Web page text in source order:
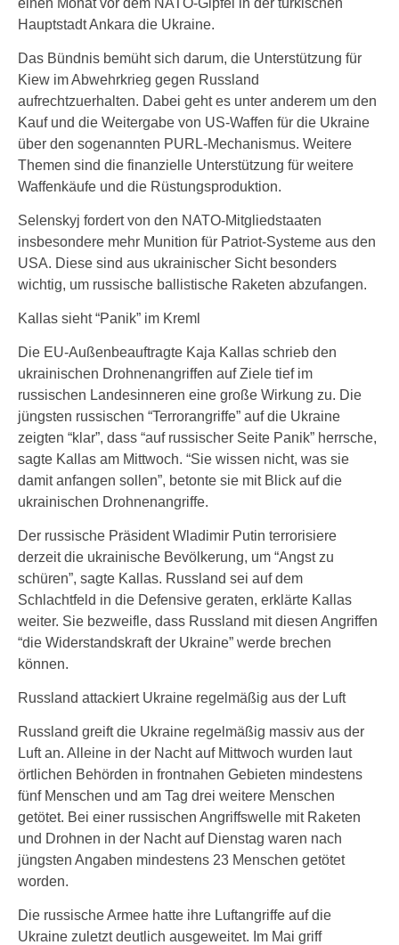
einen Monat vor dem NATO-Gipfel in der türkischen
Hauptstadt Ankara die Ukraine.
Das Bündnis bemüht sich darum, die Unterstützung für
Kiew im Abwehrkrieg gegen Russland
aufrechtzuerhalten. Dabei geht es unter anderem um den
Kauf und die Weitergabe von US-Waffen für die Ukraine
über den sogenannten PURL-Mechanismus. Weitere
Themen sind die finanzielle Unterstützung für weitere
Waffenkäufe und die Rüstungsproduktion.
Selenskyj fordert von den NATO-Mitgliedstaaten
insbesondere mehr Munition für Patriot-Systeme aus den
USA. Diese sind aus ukrainischer Sicht besonders
wichtig, um russische ballistische Raketen abzufangen.
Kallas sieht “Panik” im Kreml
Die EU-Außenbeauftragte Kaja Kallas schrieb den
ukrainischen Drohnenangriffen auf Ziele tief im
russischen Landesinneren eine große Wirkung zu. Die
jüngsten russischen “Terrorangriffe” auf die Ukraine
zeigten “klar”, dass “auf russischer Seite Panik” herrsche,
sagte Kallas am Mittwoch. “Sie wissen nicht, was sie
damit anfangen sollen”, betonte sie mit Blick auf die
ukrainischen Drohnenangriffe.
Der russische Präsident Wladimir Putin terrorisiere
derzeit die ukrainische Bevölkerung, um “Angst zu
schüren”, sagte Kallas. Russland sei auf dem
Schlachtfeld in die Defensive geraten, erklärte Kallas
weiter. Sie bezweifle, dass Russland mit diesen Angriffen
“die Widerstandskraft der Ukraine” werde brechen
können.
Russland attackiert Ukraine regelmäßig aus der Luft
Russland greift die Ukraine regelmäßig massiv aus der
Luft an. Alleine in der Nacht auf Mittwoch wurden laut
örtlichen Behörden in frontnahen Gebieten mindestens
fünf Menschen und am Tag drei weitere Menschen
getötet. Bei einer russischen Angriffswelle mit Raketen
und Drohnen in der Nacht auf Dienstag waren nach
jüngsten Angaben mindestens 23 Menschen getötet
worden.
Die russische Armee hatte ihre Luftangriffe auf die
Ukraine zuletzt deutlich ausgeweitet. Im Mai griff